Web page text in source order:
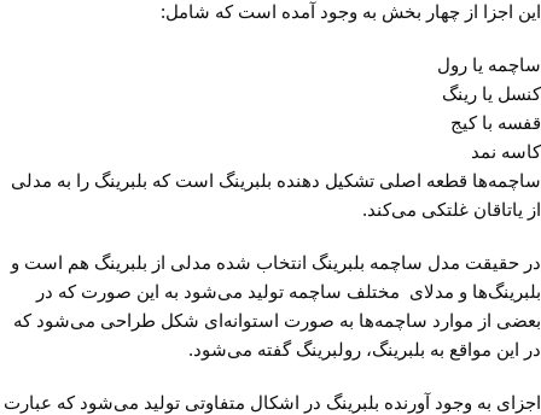
این اجزا از چهار بخش به وجود آمده است که شامل:
ساچمه یا رول
کنسل یا رینگ
قفسه با کیج
کاسه نمد
ساچمه‌ها قطعه اصلی تشکیل دهنده بلبرینگ است‌ که بلبرینگ را‌ به مدلی
از یاتاقان غلتکی‌ می‌کند.
در حقیقت مدل ساچمه بلبرینگ انتخاب شده مدلی از بلبرینگ هم است و
بلبرینگ‌ها و مدلای مختلف ساچمه تولید می‌شود به این صورت که در
بعضی از موارد ساچمه‌ها به صورت استوانه‌ای شکل طراحی می‌شود که
در این مواقع به بلبرینگ، رولبرینگ گفته می‌شود.
اجزای به وجود آورنده بلبرینگ در اشکال متفاوتی تولید می‌شود که عبارت